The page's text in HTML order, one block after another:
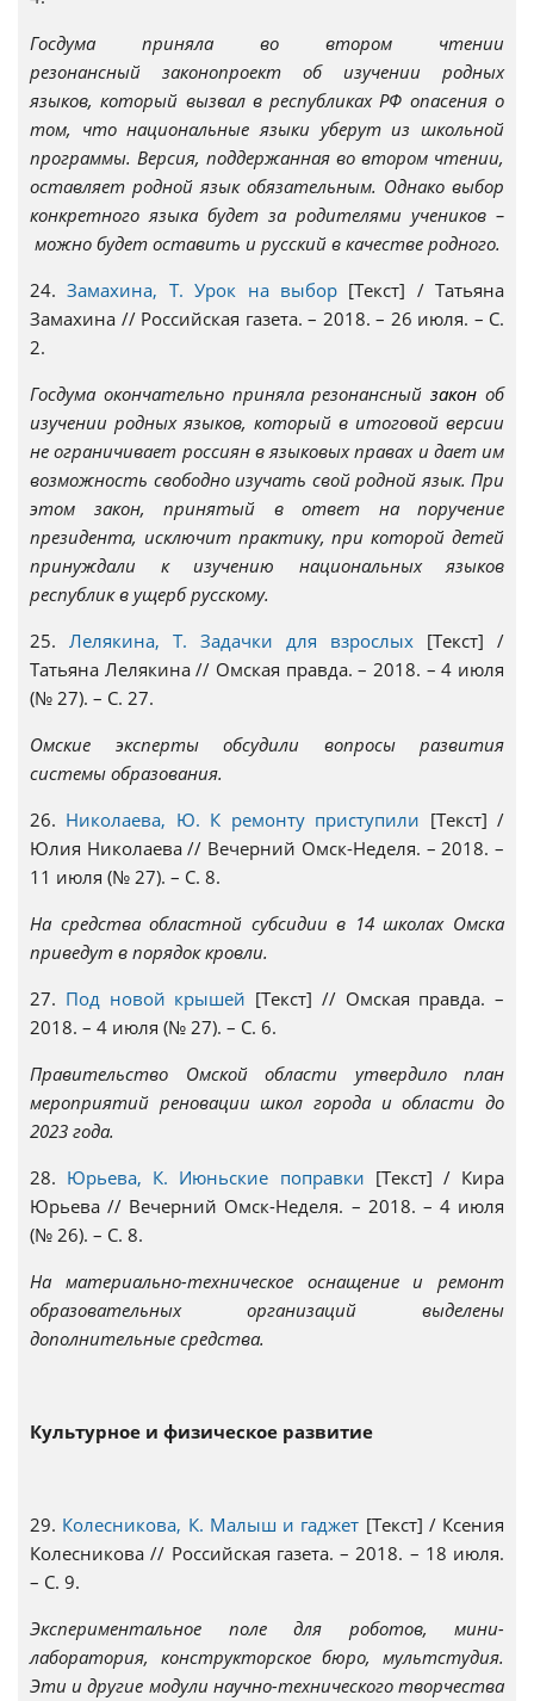
Госдума приняла во втором чтении
резонансный законопроект об изучении родных
языков, который вызвал в республиках РФ опасения о
том, что национальные языки уберут из школьной
программы. Версия, поддержанная во втором чтении,
оставляет родной язык обязательным. Однако выбор
конкретного языка будет за родителями учеников –
можно будет оставить и русский в качестве родного.
24.Замахина, Т. Урок на выбор[Текст] / Татьяна
Замахина // Российская газета. – 2018. – 26 июля. – С.
2.
Госдума окончательно приняла резонансныйзакон об
изучении родных языков, который в итоговой версии
не ограничивает россиян в языковых правах и дает им
возможность свободно изучать свой родной язык. При
этом закон, принятый в ответ на поручение
президента, исключит практику, при которой детей
принуждали к изучению национальных языков
республик в ущерб русскому.
25. Лелякина, Т. Задачки для взрослых [Текст] /
Татьяна Лелякина // Омская правда. – 2018. – 4 июля
(№ 27). – С. 27.
Омские эксперты обсудили вопросы развития
системы образования.
26. Николаева, Ю. К ремонту приступили [Текст] /
Юлия Николаева // Вечерний Омск-Неделя. – 2018. –
11 июля (№ 27). – С. 8.
На средства областной субсидии в 14 школах Омска
приведут в порядок кровли.
27. Под новой крышей [Текст] // Омская правда. –
2018. – 4 июля (№ 27). – С. 6.
Правительство Омской области утвердило план
мероприятий реновации школ города и области до
2023 года.
28. Юрьева, К. Июньские поправки [Текст] / Кира
Юрьева // Вечерний Омск-Неделя. – 2018. – 4 июля
(№ 26). – С. 8.
На материально-техническое оснащение и ремонт
образовательных организаций выделены
дополнительные средства.
Культурное и физическое развитие
29. Колесникова, К. Малыш и гаджет [Текст] / Ксения
Колесникова // Российская газета. – 2018. – 18 июля.
– С. 9.
Экспериментальное поле для роботов, мини-
лаборатория, конструкторское бюро, мультстудия.
Эти и другие модули научно-технического творчества